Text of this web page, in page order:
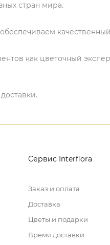
стран мира.
как цветочный
Сервис Interflora
Заказ и оплата
Доставка
Цветы и подарки
Время доставки